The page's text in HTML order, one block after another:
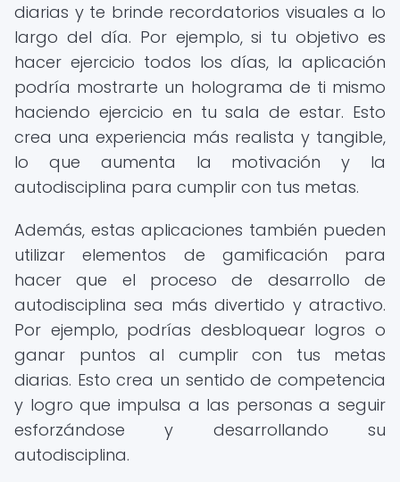
diarias y te brinde recordatorios visuales a lo
largo del día. Por ejemplo, si tu objetivo es
hacer ejercicio todos los días, la aplicación
podría mostrarte un holograma de ti mismo
haciendo ejercicio en tu sala de estar. Esto
crea una experiencia más realista y tangible,
lo que aumenta la motivación y la
autodisciplina para cumplir con tus metas.
Además, estas aplicaciones también pueden
utilizar elementos de gamificación para
hacer que el proceso de desarrollo de
autodisciplina sea más divertido y atractivo.
Por ejemplo, podrías desbloquear logros o
ganar puntos al cumplir con tus metas
diarias. Esto crea un sentido de competencia
y logro que impulsa a las personas a seguir
esforzándose y desarrollando su
autodisciplina.